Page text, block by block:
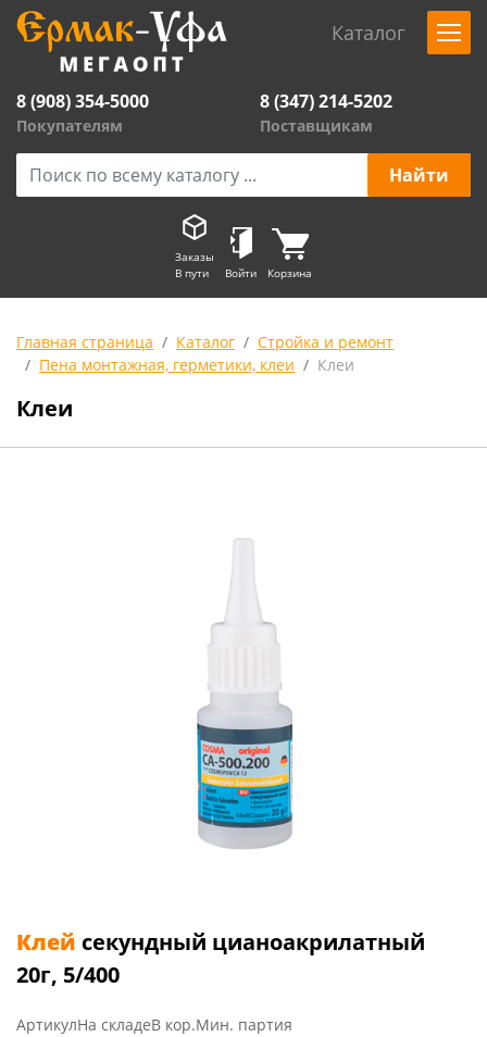
Каталог
8 (908) 354-5000
Покупателям
8 (347) 214-5202
Поставщикам
Заказы
В пути
Войти Корзина
Главная страница Каталог
Стройка и ремонт
Пена монтажная, герметики, клеи
Клеи
Клеи
Клей секундный цианоакрилатный
20г, 5/400
АртикулНа складеВ кор.Мин. партия